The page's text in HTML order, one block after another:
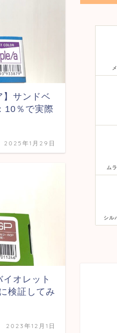
】サンドベ
10％で実際
2025年1月29日
イオレット
検証してみ
2023年12月1日
ム
シル